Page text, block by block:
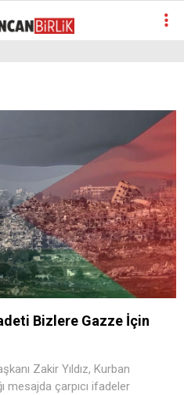
Bizlere Gazze İçin
Zakir Yıldız, Kurban
mesajda çarpıcı ifadeler